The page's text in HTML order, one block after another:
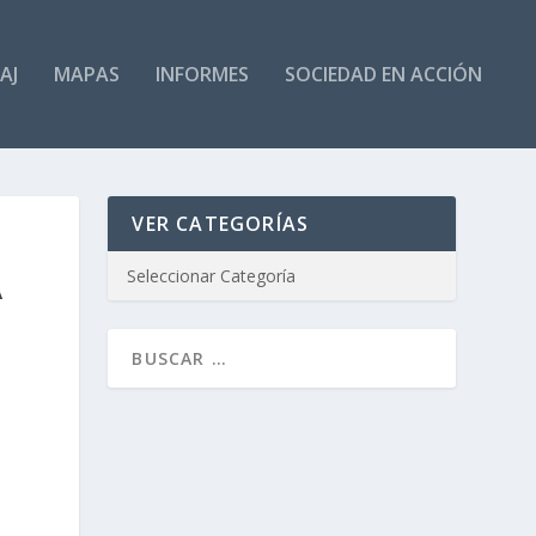
MAPAS INFORMES SOCIEDAD EN ACCIÓN
VER CATEGORÍAS